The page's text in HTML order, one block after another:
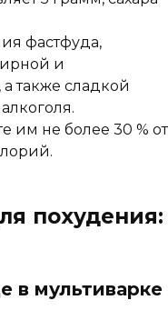
фастфуда,
и
также сладкой
им не более 30 % от
похудения:
в мультиварке